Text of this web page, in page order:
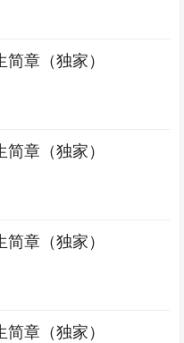
章（独家）
章（独家）
章（独家）
章（独家）